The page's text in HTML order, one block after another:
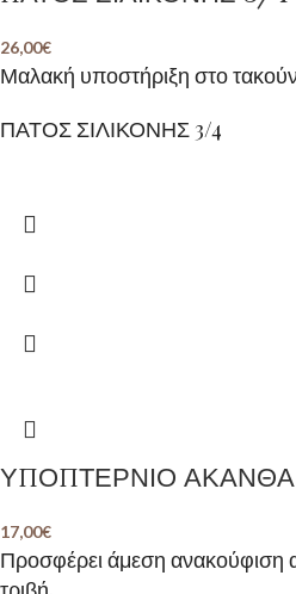
26,00€
Μαλακή υποστήριξη στο
ΠΑΤΟΣ ΣΙΛΙΚΟΝΗΣ 3/4
ΥΠΟΠΤΕΡΝΙΟ
17,00€
Προσφέρει άμεση ανακούφιση